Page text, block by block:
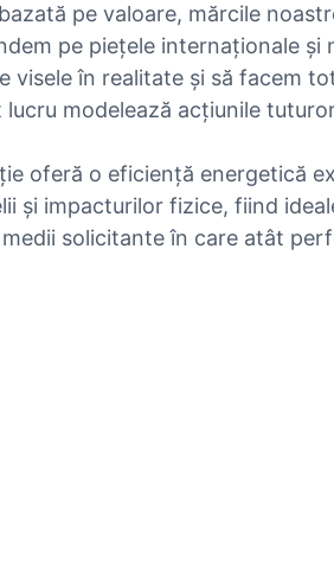
pe valoare, mărcile
pe piețele internaționale și
în realitate și să facem
modelează acțiunile
oferă o eficiență energetică
și impacturilor fizice, fiind
solicitante în care atât